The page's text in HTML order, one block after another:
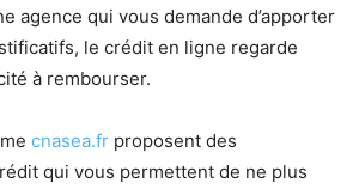
agence qui vous demande d’apporter
le crédit en ligne regarde
à rembourser.
cnasea.fr proposent des
qui vous permettent de ne plus